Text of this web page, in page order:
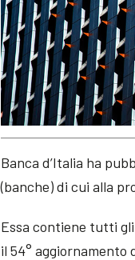
Banca d’Italia ha
(banche) di cui alla
Essa contiene tutti gli
il 54° aggiornamento